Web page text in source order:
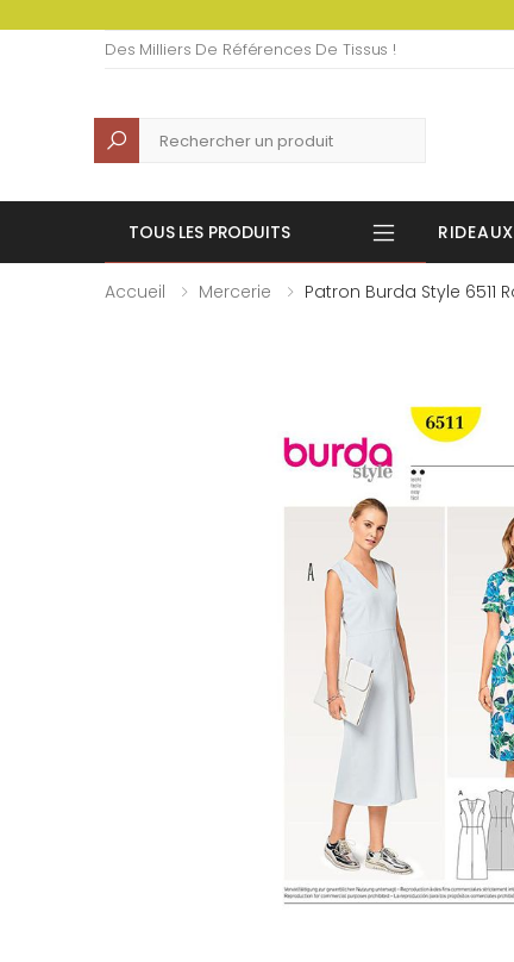
Des Milliers De Références De Tissus !
Recherche
TOUS LES PRODUITS
Accueil Mercerie Patron Burda Style 6511